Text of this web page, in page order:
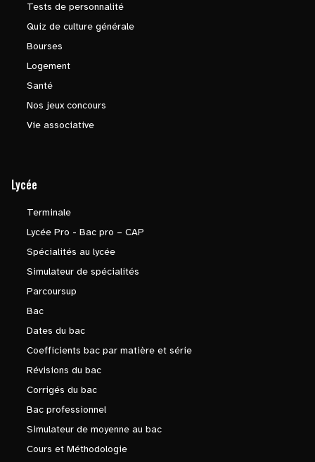
Tests de personnalité
Quiz de culture générale
Bourses
Logement
Santé
Nos jeux concours
Vie associative
Lycée
Terminale
Lycée Pro - Bac pro – CAP
Spécialités au lycée
Simulateur de spécialités
Parcoursup
Bac
Dates du bac
Coefficients bac par matière et série
Révisions du bac
Corrigés du bac
Bac professionnel
Simulateur de moyenne au bac
Cours et Méthodologie